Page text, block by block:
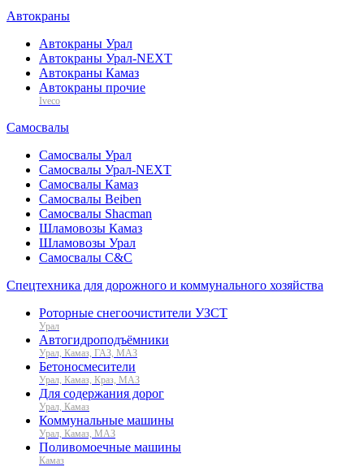
Автокраны
Автокраны Урал
Автокраны Урал-NEXT
Автокраны Камаз
Автокраны прочие
Iveco
Самосвалы
Самосвалы Урал
Самосвалы Урал-NEXT
Самосвалы Камаз
Самосвалы Beiben
Самосвалы Shacman
Шламовозы Камаз
Шламовозы Урал
Самосвалы C&C
Спецтехника для дорожного и коммунального хозяйства
Роторные снегоочистители УЗСТ
Урал
Автогидроподъёмники
Урал, Камаз, ГАЗ, МАЗ
Бетоносмесители
Урал, Камаз, Краз, МАЗ
Для содержания дорог
Урал, Камаз
Коммунальные машины
Урал, Камаз, МАЗ
Поливомоечные машины
Камаз